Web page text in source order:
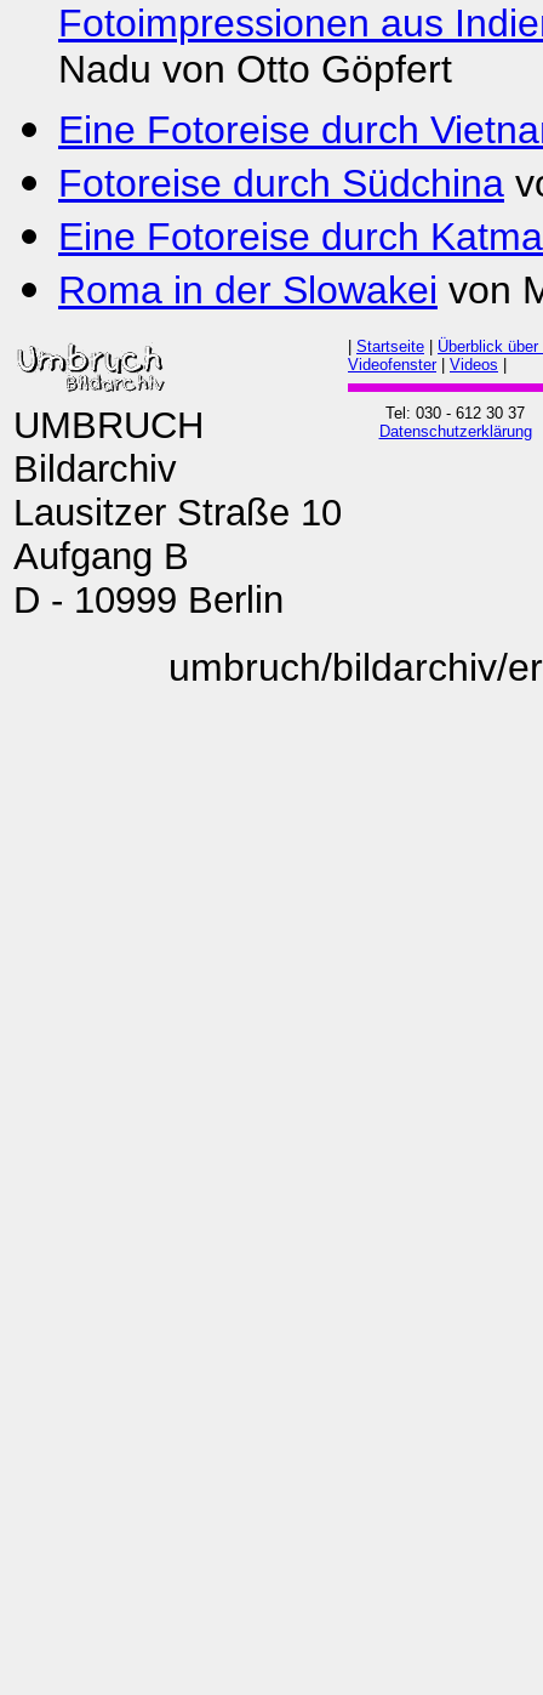
Fotoimpressionen aus
Nadu von Otto Göpfert
Eine Fotoreise durch
Fotoreise durch Südchina
Eine Fotoreise durch
Roma in der Slowakei von
Startseite
Überblick
Videofenster| Videos
UMBRUCH
Bildarchiv
Lausitzer Straße 10
Aufgang B
D - 10999 Berlin
Tel: 030 - 612 30 37
Datenschutzerklärung
umbruch/bildarchiv/